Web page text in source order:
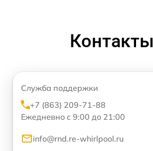
Контакты
Служба поддержки
+7 (863) 209-71-88
Ежедневно с 9:00 до 21:00
info@rnd.re-whirlpool.ru